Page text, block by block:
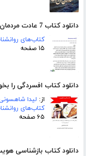
دانلود کتاب 7 عادت مردمان موثر
کتاب‌های
۱۵ صفحه
دانلود کتاب افسردگی را
از: لیدا
کتاب‌های
۶۵ صفحه
دانلود کتاب بازشناسی